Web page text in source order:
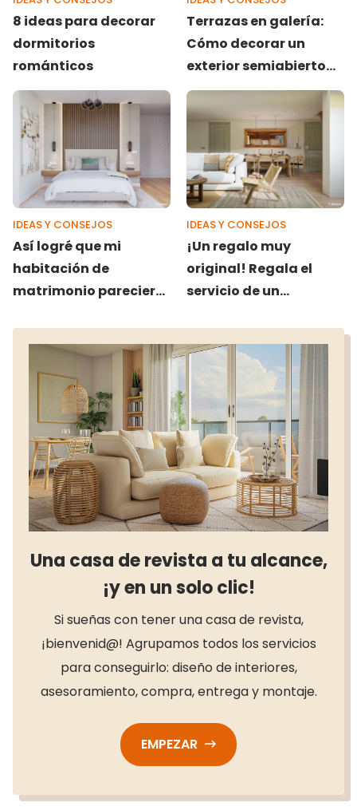
8 ideas para decorar
dormitorios
románticos
Terrazas en galería:
Cómo decorar un
exterior semiabierto
con mucho estilo
IDEAS Y CONSEJOS
Así logré que mi
habitación de
matrimonio pareciera
infalibles
IDEAS Y CONSEJOS
¡Un regalo muy
original! Regala el
servicio de un
Una casa de revista a tu alcance,
¡y en un solo clic!
Si sueñas con tener una casa de revista,
¡bienvenid@! Agrupamos todos los servicios
para conseguirlo: diseño de interiores,
asesoramiento, compra, entrega y montaje.
EMPEZAR